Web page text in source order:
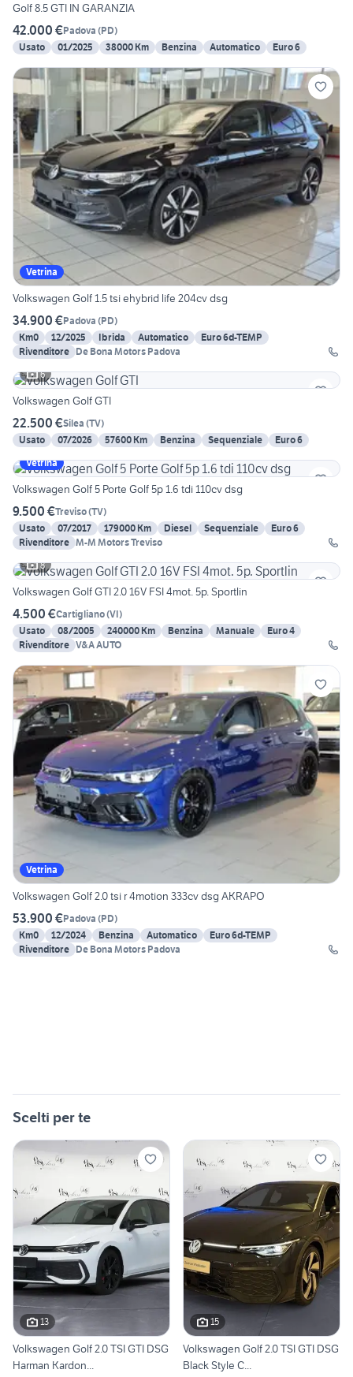
Golf 8.5 GTI IN GARANZIA
42.000 €Padova (PD)
Usato
01/2025 38000 Km Benzina Automatico Euro 6
Vetrina
Volkswagen Golf 1.5 tsi ehybrid life 204cv dsg
34.900 €Padova (PD)
Km0
12/2025 Ibrida Automatico
Euro 6d-TEMP
Rivenditore De Bona Motors Padova
6
Volkswagen Golf GTI
22.500 €Silea (TV)
Usato
07/2026 57600 Km Benzina Sequenziale
Euro 6
Vetrina
Volkswagen Golf 5 Porte Golf 5p 1.6 tdi 110cv dsg
9.500 €Treviso(TV)
Usato
07/2017 179000 Km Diesel Sequenziale
Euro 6
Rivenditore M-M Motors Treviso
8
Volkswagen Golf GTI 2.0 16V FSI 4mot. 5p. Sportlin
4.500 €Cartigliano(VI)
Usato
08/2005 240000 Km Benzina Manuale
Euro 4
Rivenditore V&A AUTO
Vetrina
Volkswagen Golf 2.0 tsi r 4motion 333cv dsg AKRAPO
53.900 €Padova (PD)
Km0
12/2024 Benzina Automatico
Euro 6d-TEMP
Rivenditore De Bona Motors Padova
Scelti per te
13
Volkswagen Golf 2.0 TSI GTI DSG
Harman Kardon...
15
Volkswagen Golf 2.0 TSI GTI DSG
Black Style C...